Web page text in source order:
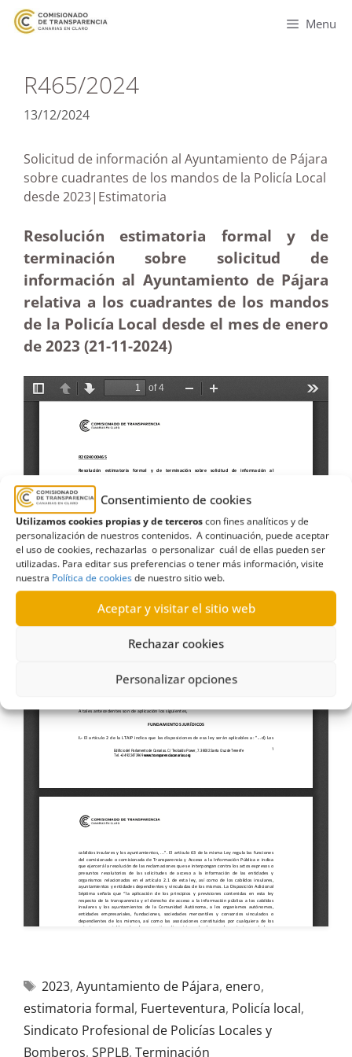
Consentimiento de cookies
Utilizamos cookies propias y de terceroscon fines analíticos y de
personalización de nuestros contenidos. A continuación, puede aceptar
el uso de cookies, rechazarlas o personalizar cuál de ellas pueden ser
utilizadas. Para editar sus preferencias o tener más información, visite
nuestra Política de cookiesde nuestro sitio web.
Aceptar y visitar el sitio web
Rechazar cookies
Personalizar opciones
Menu
R465/2024
13/12/2024
Solicitud de información al Ayuntamiento de Pájara
sobre cuadrantes de los mandos de la Policía Local
desde 2023|Estimatoria
Resolución estimatoria formal y de
terminación sobre solicitud de
información al Ayuntamiento de Pájara
relativa a los cuadrantes de los mandos
de la Policía Local desde el mes de enero
de 2023 (21-11-2024)
2023, Ayuntamiento de Pájara, enero,
estimatoria formal, Fuerteventura, Policía local,
Sindicato Profesional de Policías Locales y
Bomberos, SPPLB, Terminación